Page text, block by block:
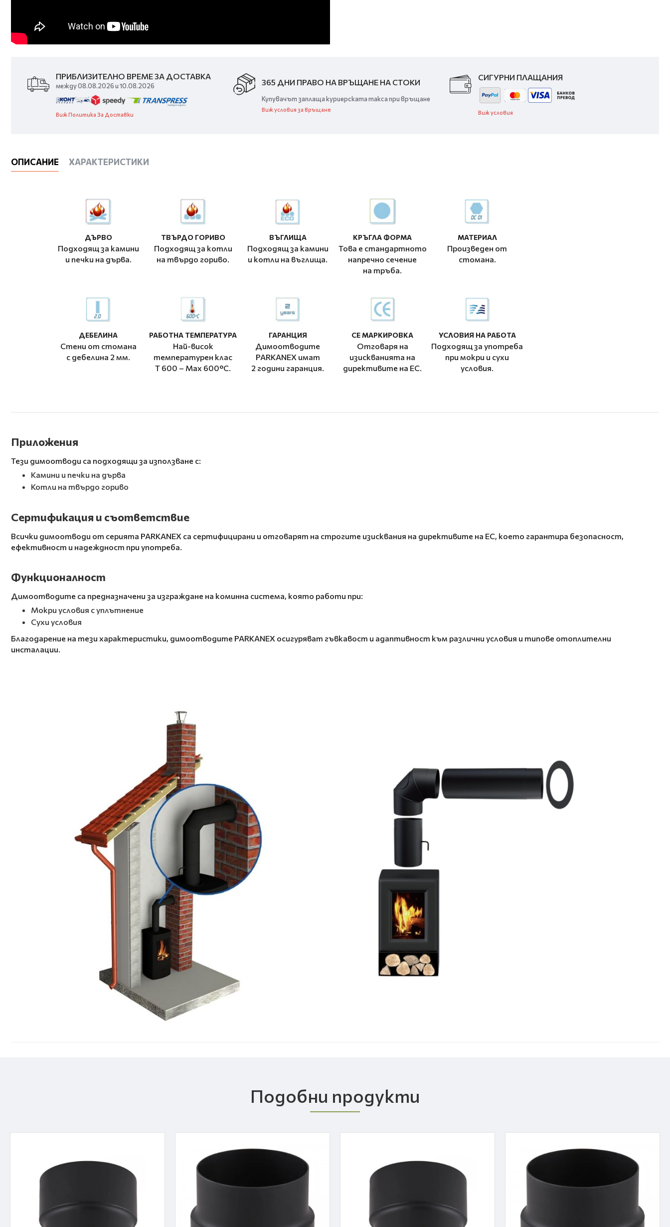
ПРИБЛИЗИТЕЛНО ВРЕМЕ ЗА ДОСТАВКА
между 08.08.2026 и 10.08.2026
Виж Политика За Доставки
365 ДНИ ПРАВО НА ВРЪЩАНЕ НА СТОКИ
Купувачът заплаща куриерската такса при връщане
Виж условия за връщане
СИГУРНИ ПЛАЩАНИЯ
Виж условия
ОПИСАНИЕ ХАРАКТЕРИСТИКИ
ДЪРВО
Подходящ за камини
и печки на дърва.
ТВЪРДО ГОРИВО
Подходящ за котли
на твърдо гориво.
ВЪГЛИЩА
Подходящ за камини
и котли на въглища.
КРЪГЛА ФОРМА
Това е стандартното
напречно сечение
на тръба.
МАТЕРИАЛ
Произведен от
стомана.
ДЕБЕЛИНА
Стени от стомана
с дебелина 2 мм.
РАБОТНА ТЕМПЕРАТУРА
Най-висок
температурен клас
T 600 – Мax 600°C.
ГАРАНЦИЯ
Димоотводите
PARKANEX имат
2 години гаранция.
CE МАРКИРОВКА
Отговаря на
изискванията на
директивите на ЕС.
УСЛОВИЯ НА РАБОТА
Подходящ за употреба
при мокри и сухи
условия.
Приложения
Тези димоотводи са подходящи за използване с:
Камини и печки на дърва
Котли на твърдо гориво
Сертификация и съответствие
Всички димоотводи от серията PARKANEX са сертифицирани и отговарят на строгите изисквания на директивите на ЕС, което гарантира безопасност,
ефективност и надеждност при употреба.
Функционалност
Димоотводите са предназначени за изграждане на коминна система, която работи при:
Мокри условия с уплътнение
Сухи условия
Благодарение на тези характеристики, димоотводите PARKANEX осигуряват гъвкавост и адаптивност към различни условия и типове отоплителни
инсталации.
Подобни продукти